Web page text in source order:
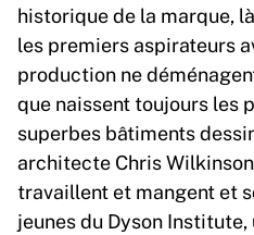
historique de la marque,
les premiers aspirateurs
production ne
que naissent toujours les
superbes bâtiments
architecte Chris
travaillent et mangent et
jeunes du Dyson